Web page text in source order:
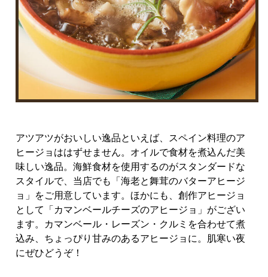
アツアツがおいしい逸品といえば、スペイン料理のア
ヒージョははずせません。オイルで食材を煮込んだ美
味しい逸品。海鮮食材を使用するのがスタンダードな
スタイルで、当店でも「海老と舞茸のバターアヒージ
ョ」をご用意しています。ほかにも、創作アヒージョ
として「カマンベールチーズのアヒージョ」がござい
ます。カマンベール・レーズン・クルミを合わせて煮
込み、ちょっぴり甘みのあるアヒージョに。肌寒い夜
にぜひどうぞ！